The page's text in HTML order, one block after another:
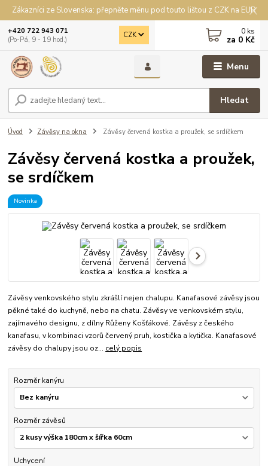
Zákazníci ze Slovenska: přepněte měnu pod touto lištou z CZK na EUR
Menu
CZK
Hledat
+420 722 943 071
(Po-Pá, 9 - 19 hod.)
0 ks
za 0 Kč
Úvod Závěsy na okna Závěsy červená kostka a proužek, se srdíčkem
Závěsy červená kostka a proužek,
se srdíčkem
Novinka
Závěsy venkovského stylu zkrášlí nejen chalupu. Kanafasové závěsy jsou
pěkné také do kuchyně, nebo na chatu. Závěsy ve venkovském stylu,
zajímavého designu, z dílny Růženy Košťákové. Závěsy z českého
kanafasu, v kombinaci vzorů červený pruh, kostička a kytička. Kanafasové
závěsy do chalupy jsou oz... celý popis
Rozměr kanýru
Rozměr závěsů
Uchycení